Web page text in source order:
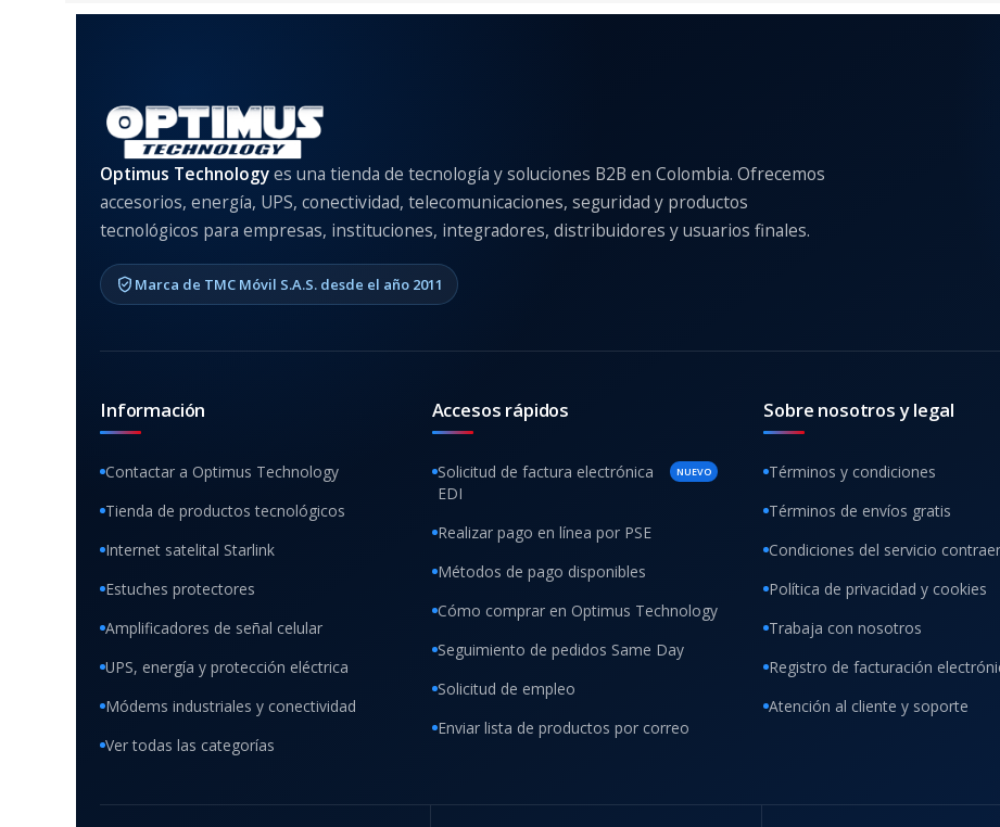
Optimus Technologyes una tienda de tecnología y soluciones B2B en Colombia. Ofrecemos
accesorios, energía, UPS, conectividad, telecomunicaciones, seguridad y productos
tecnológicos para empresas, instituciones, integradores, distribuidores y usuarios finales.
Marca de TMC Móvil S.A.S. desde el año 2011
Información
Contactar a Optimus Technology
Tienda de productos tecnológicos
Internet satelital Starlink
Estuches protectores
Amplificadores de señal celular
UPS, energía y protección eléctrica
Módems industriales y conectividad
Ver todas las categorías
Accesos rápidos
Solicitud de factura electrónica
EDI
NUEVO
Realizar pago en línea por PSE
Métodos de pago disponibles
Cómo comprar en Optimus Technology
Seguimiento de pedidos Same Day
Solicitud de empleo
Enviar lista de productos por correo
Sobre nosotros y legal
Términos y condiciones
Términos de envíos gratis
Condiciones del servicio
Política de privacidad y cookies
Trabaja con nosotros
Registro de facturación
Atención al cliente y soporte